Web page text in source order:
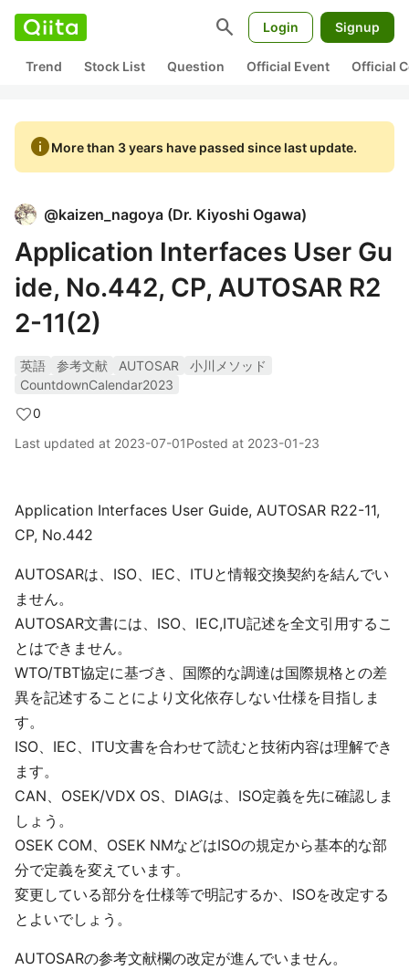
search Login Signup
Trend Stock List Question Official Event Official
infoMore than 3 years have passed since last update.
@kaizen_nagoya (Dr. Kiyoshi Ogawa)
Application Interfaces User Gu
ide, No.442, CP, AUTOSAR R2
2-11(2)
英語 参考文献 AUTOSAR
小川メソッド
CountdownCalendar2023
0
Last updated at 2023-07-01Posted at 2023-01-23
Application Interfaces User Guide, AUTOSAR R22-11,
CP, No.442
AUTOSARは、ISO、IEC、ITUと情報交換契約を結んでい
ません。
AUTOSAR文書には、ISO、IEC,ITU記述を全文引用するこ
とはできません。
WTO/TBT協定に基づき、国際的な調達は国際規格との差
異を記述することにより文化依存しない仕様を目指しま
す。
ISO、IEC、ITU文書を合わせて読むと技術内容は理解でき
ます。
CAN、OSEK/VDX OS、DIAGは、ISO定義を先に確認しま
しょう。
OSEK COM、OSEK NMなどはISOの規定から基本的な部
分で定義を変えています。
変更している部分を仕様等で明記するか、ISOを改定する
とよいでしょう。
AUTOSARの参考文献欄の改定が進んでいません。